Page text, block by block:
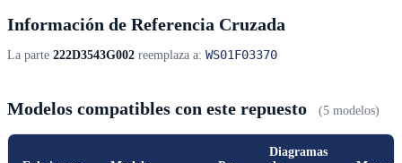
Información de Referencia Cruzada
La parte 222D3543G002 reemplaza a: WS01F03370
Modelos compatibles con este repuesto (5 modelos)
Diagramas